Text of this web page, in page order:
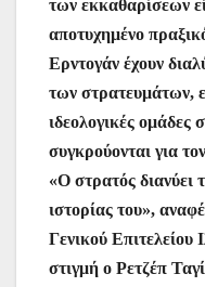
των εκκαθαρίσεων
αποτυχημένο
Ερντογάν έχουν
των στρατευμάτων,
ιδεολογικές ομάδες
συγκρούονται για
«Ο στρατός διανύει
ιστορίας του»,
Γενικού
στιγμή ο Ρετζέπ